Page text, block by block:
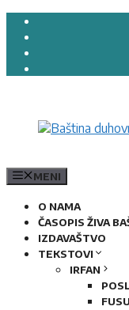
Preskoči
sadržaj
MENI
O NAMA
ČASOPIS ŽIVA
IZDAVAŠTVO
TEKSTOVI
IRFAN